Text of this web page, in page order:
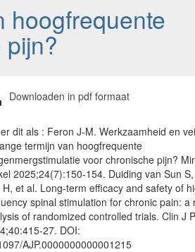
hoogfrequente
pijn?
Downloaden in pdf formaat
dit als : Feron J-M. Werkzaamheid en
termijn van hoogfrequente
voor chronische pijn?
2025;24(7):150-154. Duiding van Sun
H, et al. Long-term efficacy and safety of
spinal stimulation for chronic pain: a
of randomized controlled trials. Clin J
27. DOI:
AJP.0000000000001215